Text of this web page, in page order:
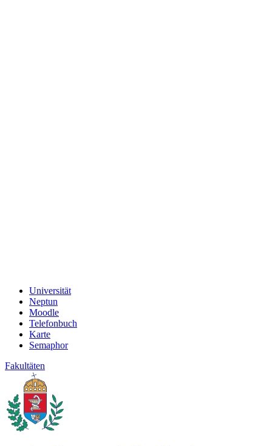
Universität
Neptun
Moodle
Telefonbuch
Karte
Semaphor
Fakultäten